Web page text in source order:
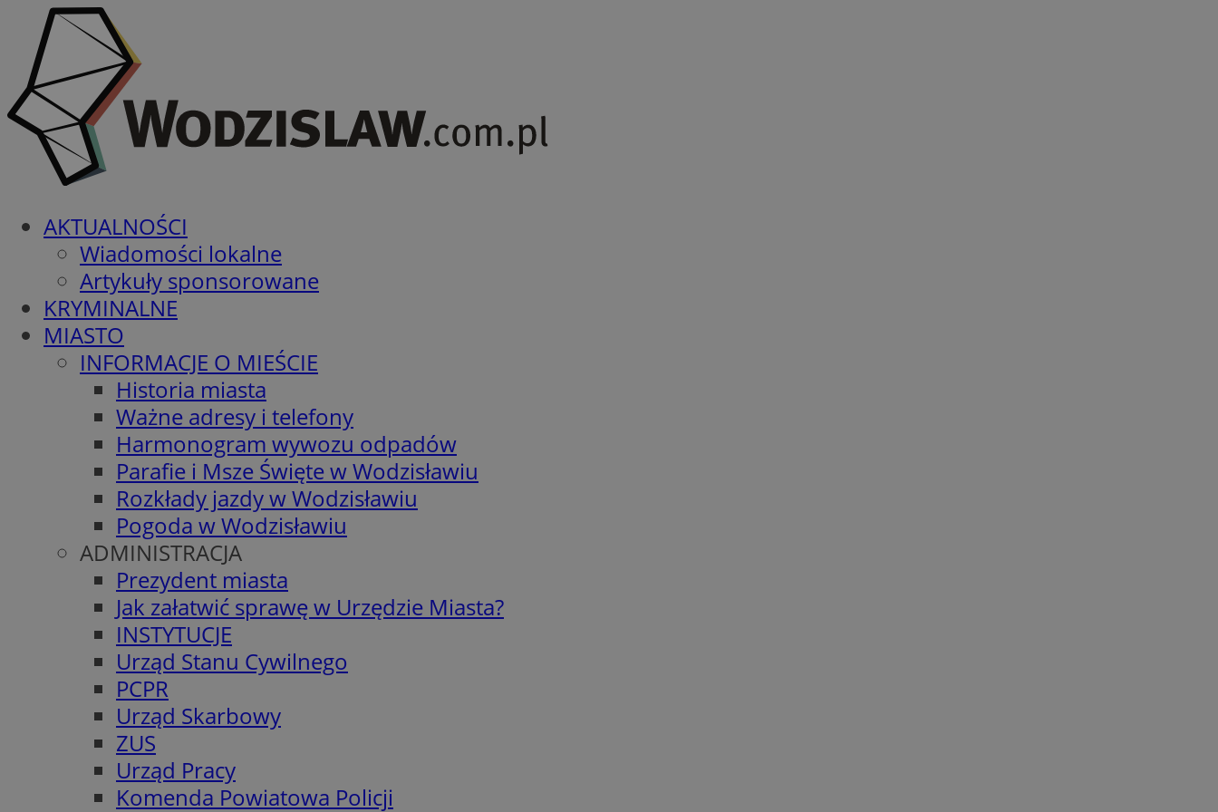
AKTUALNOŚCI
Wiadomości lokalne
Artykuły sponsorowane
KRYMINALNE
MIASTO
INFORMACJE O MIEŚCIE
Historia miasta
Ważne adresy i telefony
Harmonogram wywozu odpadów
Parafie i Msze Święte w Wodzisławiu
Rozkłady jazdy w Wodzisławiu
Pogoda w Wodzisławiu
ADMINISTRACJA
Prezydent miasta
Jak załatwić sprawę w Urzędzie Miasta?
INSTYTUCJE
Urząd Stanu Cywilnego
PCPR
Urząd Skarbowy
ZUS
Urząd Pracy
Komenda Powiatowa Policji